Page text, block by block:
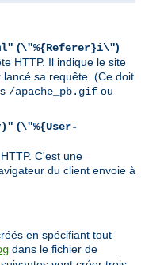
(\"%{Referer}i\")
HTTP. Il indique le site
sa requête. (Ce doit
/apache_pb.gif ou
(\"%{User-
C'est une
du client envoie à
en spécifiant tout
dans le fichier de